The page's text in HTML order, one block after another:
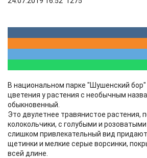
В национальном парке "Шушенский
цветения у растения с необычным
обыкновенный.
Это двулетнее травянистое растения,
колокольчики, с голубыми и
слишком привлекательный вид
щетинки и мелкие серые ворсинки,
всей длине.